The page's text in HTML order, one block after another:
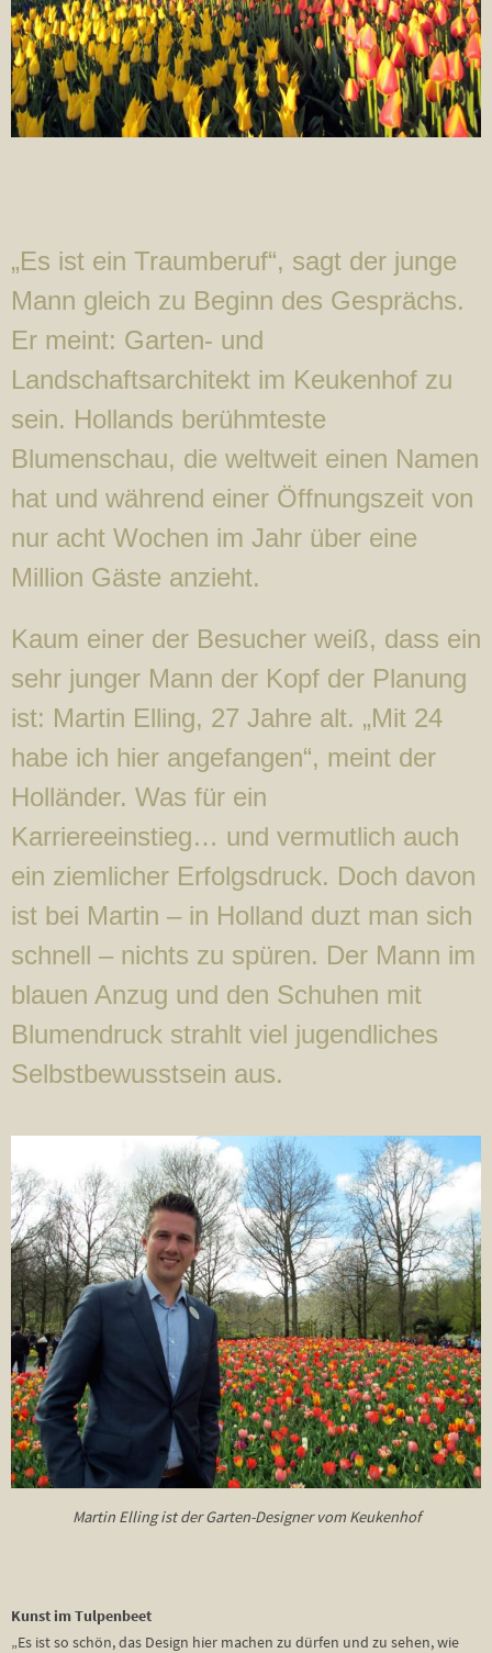
„Es ist ein Traumberuf“, sagt der junge
Mann gleich zu Beginn des Gesprächs.
Er meint: Garten- und
Landschaftsarchitekt im Keukenhof zu
sein. Hollands berühmteste
Blumenschau, die weltweit einen Namen
hat und während einer Öffnungszeit von
nur acht Wochen im Jahr über eine
Million Gäste anzieht.
Kaum einer der Besucher weiß, dass ein
sehr junger Mann der Kopf der Planung
ist: Martin Elling, 27 Jahre alt. „Mit 24
habe ich hier angefangen“, meint der
Holländer. Was für ein
Karriereeinstieg… und vermutlich auch
ein ziemlicher Erfolgsdruck. Doch davon
ist bei Martin – in Holland duzt man sich
schnell – nichts zu spüren. Der Mann im
blauen Anzug und den Schuhen mit
Blumendruck strahlt viel jugendliches
Selbstbewusstsein aus.
Martin Elling ist der Garten-Designer vom Keukenhof
Kunst im Tulpenbeet
„Es ist so schön, das Design hier machen zu dürfen und zu sehen, wie